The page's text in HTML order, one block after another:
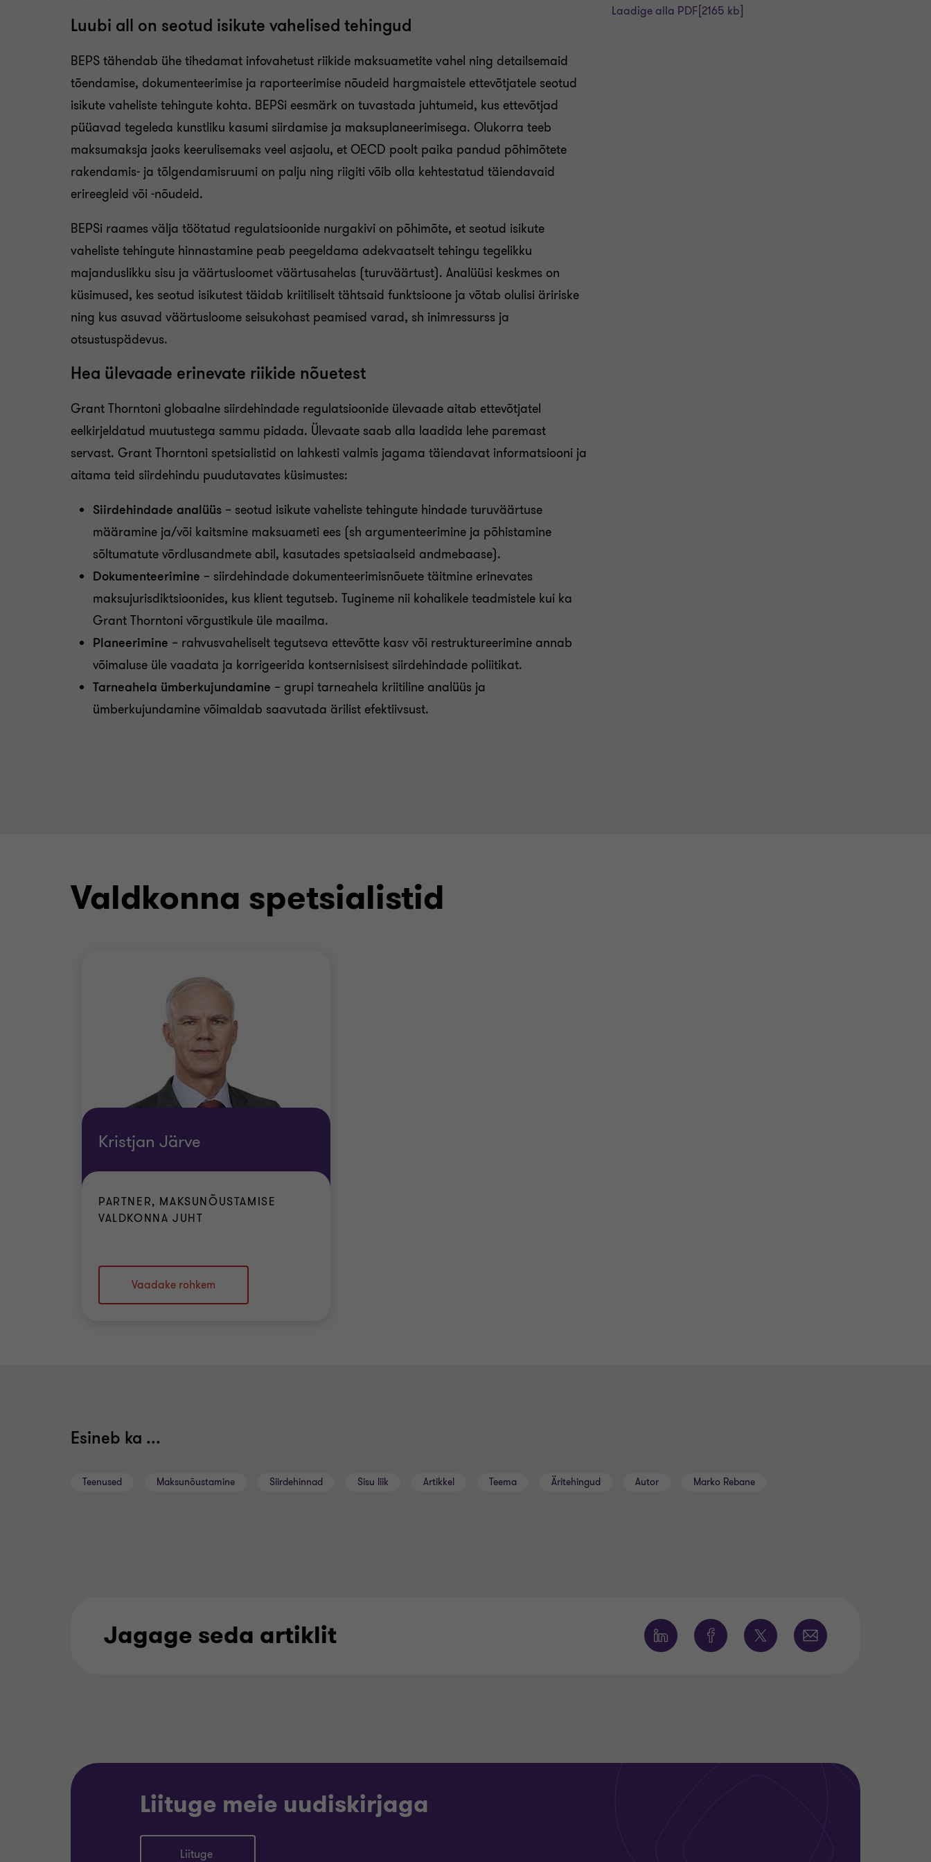
Luubi all on seotud isikute vahelised tehingud
BEPS tähendab ühe tihedamat infovahetust riikide maksuametite vahel ning detailsemaid
tõendamise, dokumenteerimise ja raporteerimise nõudeid hargmaistele ettevõtjatele seotud
isikute vaheliste tehingute kohta. BEPSi eesmärk on tuvastada juhtumeid, kus ettevõtjad
püüavad tegeleda kunstliku kasumi siirdamise ja maksuplaneerimisega. Olukorra teeb
maksumaksja jaoks keerulisemaks veel asjaolu, et OECD poolt paika pandud põhimõtete
rakendamis- ja tõlgendamisruumi on palju ning riigiti võib olla kehtestatud täiendavaid
erireegleid või -nõudeid.
BEPSi raames välja töötatud regulatsioonide nurgakivi on põhimõte, et seotud isikute
vaheliste tehingute hinnastamine peab peegeldama adekvaatselt tehingu tegelikku
majanduslikku sisu ja väärtusloomet väärtusahelas (turuväärtust). Analüüsi keskmes on
küsimused, kes seotud isikutest täidab kriitiliselt tähtsaid funktsioone ja võtab olulisi äririske
ning kus asuvad väärtusloome seisukohast peamised varad, sh inimressurss ja
otsustuspädevus.
Hea ülevaade erinevate riikide nõuetest
Grant Thorntoni globaalne siirdehindade regulatsioonide ülevaade aitab ettevõtjatel
eelkirjeldatud muutustega sammu pidada. Ülevaate saab alla laadida lehe paremast
servast. Grant Thorntoni spetsialistid on lahkesti valmis jagama täiendavat informatsiooni ja
aitama teid siirdehindu puudutavates küsimustes:
Siirdehindade analüüs – seotud isikute vaheliste tehingute hindade turuväärtuse
määramine ja/või kaitsmine maksuameti ees (sh argumenteerimine ja põhistamine
sõltumatute võrdlusandmete abil, kasutades spetsiaalseid andmebaase).
Dokumenteerimine – siirdehindade dokumenteerimisnõuete täitmine erinevates
maksujurisdiktsioonides, kus klient tegutseb. Tugineme nii kohalikele teadmistele kui ka
Grant Thorntoni võrgustikule üle maailma.
Planeerimine – rahvusvaheliselt tegutseva ettevõtte kasv või restruktureerimine annab
võimaluse üle vaadata ja korrigeerida kontsernisisest siirdehindade poliitikat.
Tarneahela ümberkujundamine – grupi tarneahela kriitiline analüüs ja
ümberkujundamine võimaldab saavutada ärilist efektiivsust.
Laadige alla PDF [2165 kb]
Valdkonna spetsialistid
Kristjan Järve
PARTNER, MAKSUNÕUSTAMISE
VALDKONNA JUHT
Vaadake rohkem
Esineb ka ...
Teenused Maksunõustamine Siirdehinnad Sisu liik Artikkel Teema Äritehingud Autor Marko Rebane
Jagage seda artiklit
Liituge meie uudiskirjaga
Liituge